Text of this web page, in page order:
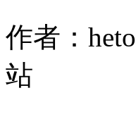
作者：
站